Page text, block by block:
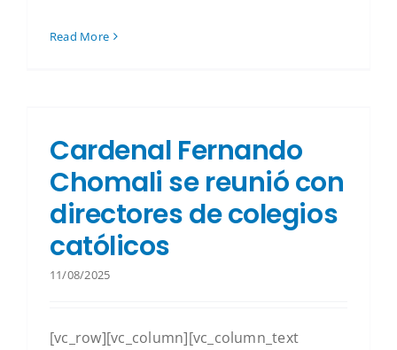
Read More
Cardenal Fernando
Chomali se reunió con
directores de colegios
católicos
11/08/2025
[vc_row][vc_column][vc_column_text